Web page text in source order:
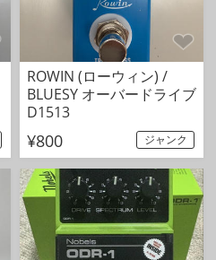
ROWIN (ローウィン) /
BLUESY オーバードライブ
D1513
¥800 ジャンク